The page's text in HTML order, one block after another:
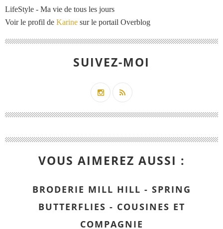
LifeStyle - Ma vie de tous les jours
Voir le profil de Karine sur le portail Overblog
SUIVEZ-MOI
VOUS AIMEREZ AUSSI :
BRODERIE MILL HILL - SPRING
BUTTERFLIES - COUSINES ET
COMPAGNIE